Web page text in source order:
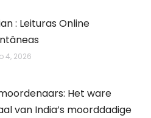
: Leituras Online
4, 2026
Het ware
van India’s moorddadige